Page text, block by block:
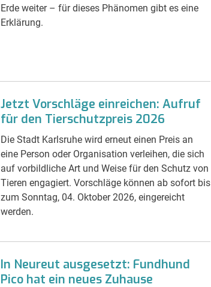
Erde weiter – für dieses Phänomen gibt es eine
Erklärung.
Jetzt Vorschläge einreichen: Aufruf
für den Tierschutzpreis 2026
Die Stadt Karlsruhe wird erneut einen Preis an
eine Person oder Organisation verleihen, die sich
auf vorbildliche Art und Weise für den Schutz von
Tieren engagiert. Vorschläge können ab sofort bis
zum Sonntag, 04. Oktober 2026, eingereicht
werden.
In Neureut ausgesetzt: Fundhund
Pico hat ein neues Zuhause